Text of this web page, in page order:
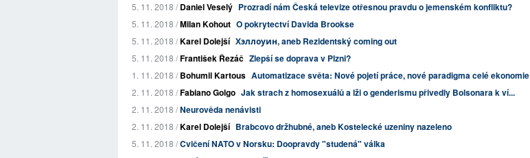
5. 11. 2018 /Daniel Veselý Prozradí nám Česká televize otřesnou pravdu o jemenském konfliktu?
5. 11. 2018 /Milan Kohout O pokrytectví Davida Brookse
5. 11. 2018 /Karel Dolejší Хэллоуин, aneb Rezidentský coming out
5. 11. 2018 /František Řezáč Zlepší se doprava v Plzni?
1. 11. 2018 /Bohumil Kartous Automatizace světa: Nové pojetí práce, nové paradigma celé ekonomie
2. 11. 2018 /Fabiano Golgo Jak strach z homosexuálů a lži o genderismu přivedly Bolsonara k ví...
2. 11. 2018 /Neurověda nenávisti
2. 11. 2018 /Karel Dolejší Brabcovo držhubné, aneb Kostelecké uzeniny nazeleno
5. 11. 2018 /Cvičení NATO v Norsku: Doopravdy "studená" válka